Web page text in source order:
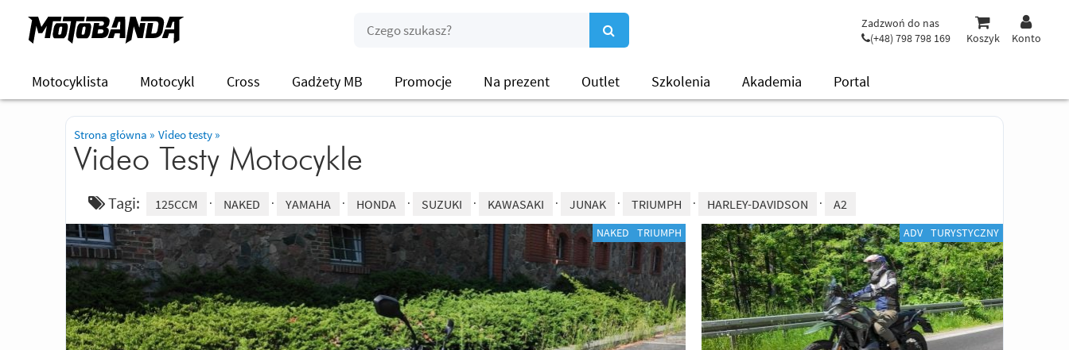
Zadzwoń do nas
(+48) 798 798 169
Koszyk Konto
Motocyklista Motocykl Cross Gadżety MB Promocje Na prezent Outlet Szkolenia Akademia Portal
Strona główna » Video testy »
Video Testy Motocykle
Tagi: 125CCM NAKED YAMAHA HONDA SUZUKI KAWASAKI JUNAK TRIUMPH HARLEY-DAVIDSON A2
NAKED TRIUMPH ADV TURYSTYCZNY